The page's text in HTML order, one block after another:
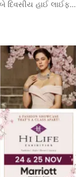
હાઈ લાઈફ…